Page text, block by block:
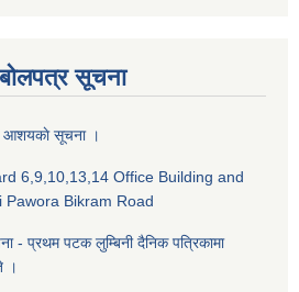
सूचना
आशयकाे सूचना ।
6,9,10,13,14 Office Building and
Pawora Bikram Road
- प्रथम पटक लुम्बिनी दैनिक पत्रिकामा
।